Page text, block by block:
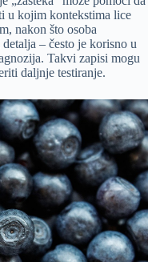
u kojim kontekstima lice
nakon što osoba
– često je korisno u
Takvi zapisi mogu
daljnje testiranje.